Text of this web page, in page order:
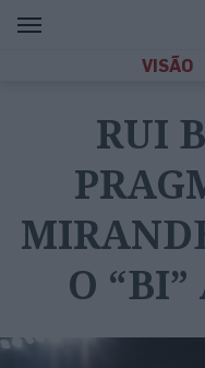
VISÃO
RUI
O “BI”